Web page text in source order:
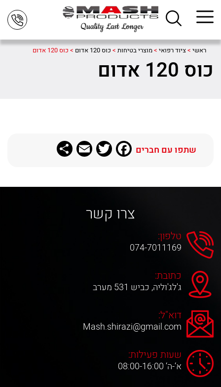
ראשי >ציוד רפואי >מוצרי בטיחות > כוס 120 אדום > כוס 120 אדום
כוס 120 אדום
שתפו עם חברים Facebook
Twitter
Email
צרו קשר
טלפון:
074-7011169
כתובת:
ג'לג'וליה, כביש 531 מערב
דוא"ל:
Mash.shirazi@gmail.com
שעות פעילות:
א‘-ה‘ 08:00-16:00